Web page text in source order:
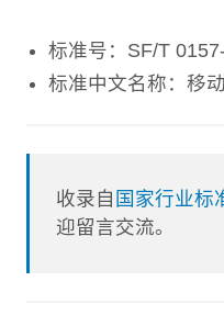
标准号：SF/T
标准中文名称：移
收录自 国家行业标
迎留言交流。